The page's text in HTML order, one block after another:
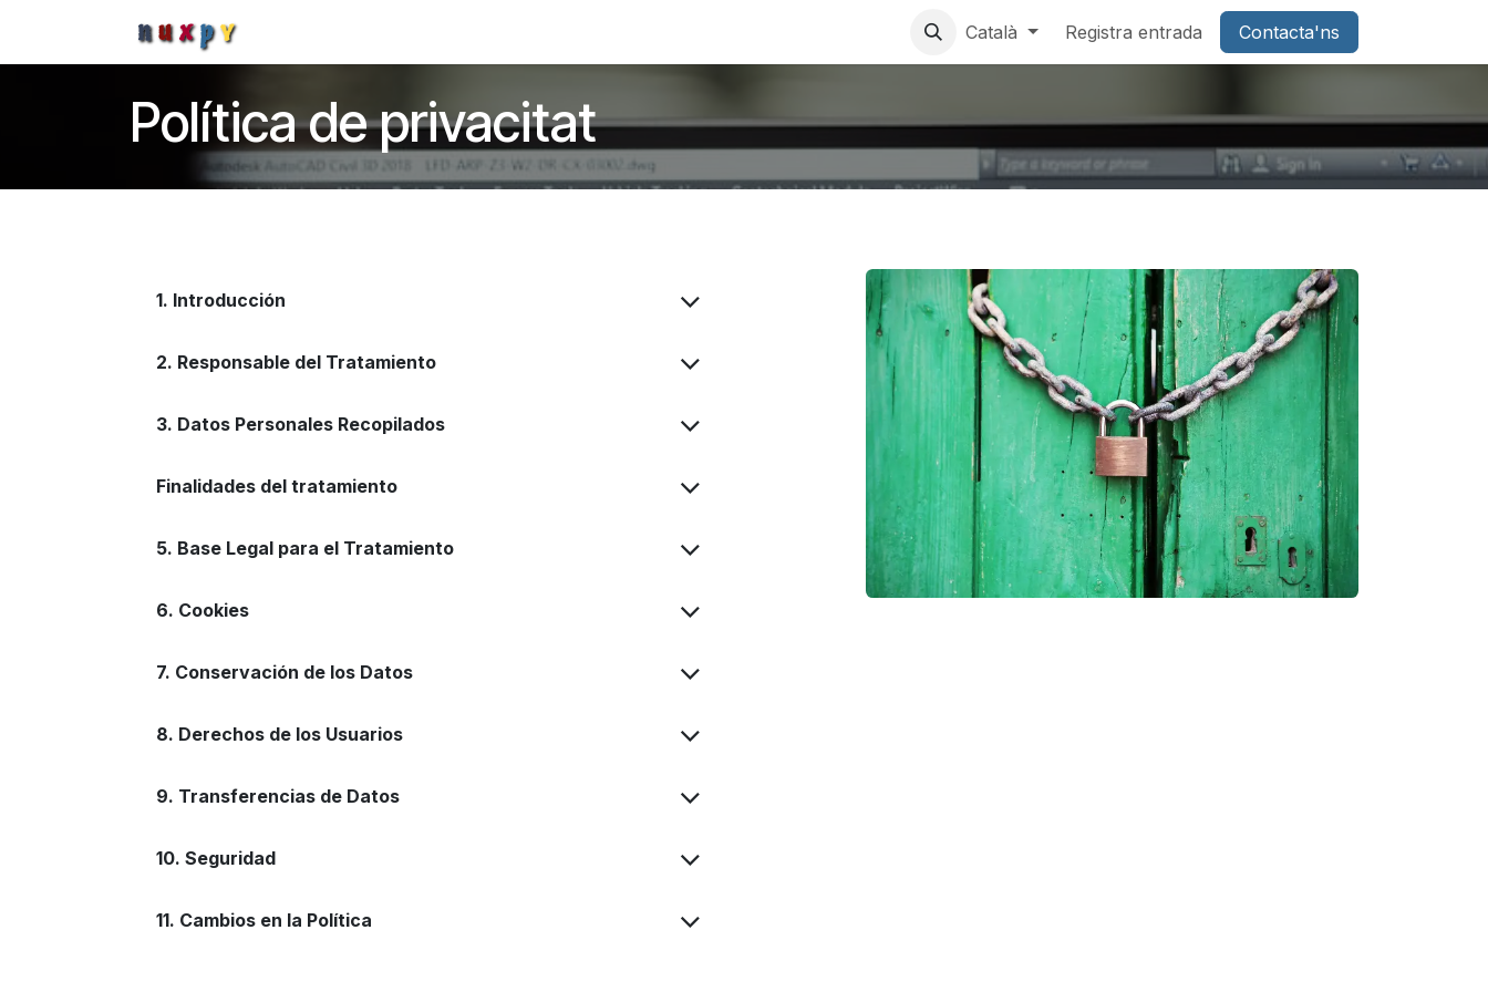
Català Registra entrada Contacta'ns
Política de privacitat
1. Introducción
2. Responsable del Tratamiento
3. Datos Personales Recopilados
Finalidades del tratamiento
5. Base Legal para el Tratamiento
6. Cookies
7. Conservación de los Datos
8. Derechos de los Usuarios
9. Transferencias de Datos
10. Seguridad
11. Cambios en la Política